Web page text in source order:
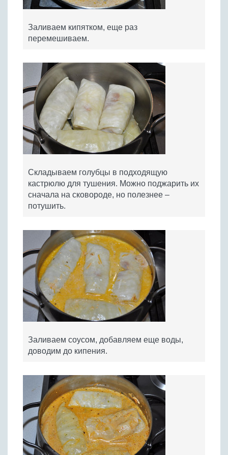
Заливаем кипятком, еще раз
перемешиваем.
Складываем голубцы в подходящую
кастрюлю для тушения. Можно поджарить их
сначала на сковороде, но полезнее –
потушить.
Заливаем соусом, добавляем еще воды,
доводим до кипения.